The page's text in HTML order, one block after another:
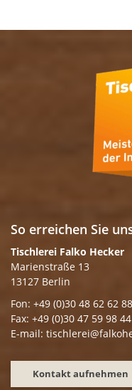
So erreichen Sie
Tischlerei Falko Hecker
Marienstraße 13
13127 Berlin
Fon: +49 (0)30 48 62 62 88
Fax: +49 (0)30 47 59 98 44
E-mail:
Kontakt aufnehmen